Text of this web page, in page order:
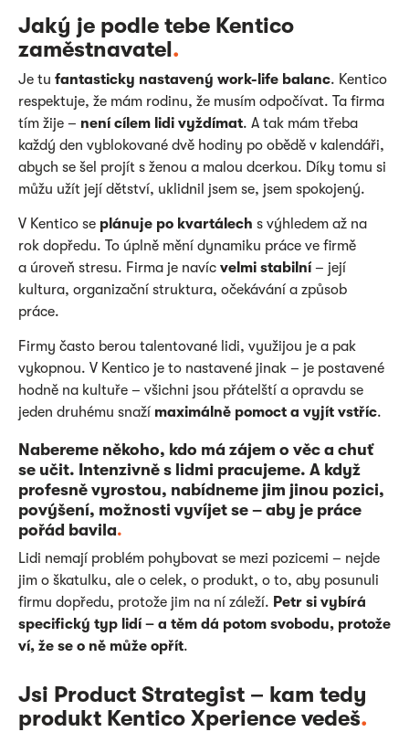
Jaký je podle tebe Kentico
zaměstnavatel.
Je tu fantasticky nastavený work-life balanc. Kentico
respektuje, že mám rodinu, že musím odpočívat. Ta firma
tím žije – není cílem lidi vyždímat. A tak mám třeba
každý den vyblokované dvě hodiny po obědě v kalendáři,
abych se šel projít s ženou a malou dcerkou. Díky tomu si
můžu užít její dětství, uklidnil jsem se, jsem spokojený.
V Kentico se plánuje po kvartálech s výhledem až na
rok dopředu. To úplně mění dynamiku práce ve firmě
a úroveň stresu. Firma je navíc velmi stabilní – její
kultura, organizační struktura, očekávání a způsob
práce.
Firmy často berou talentované lidi, využijou je a pak
vykopnou. V Kentico je to nastavené jinak – je postavené
hodně na kultuře – všichni jsou přátelští a opravdu se
jeden druhému snaží maximálně pomoct a vyjít vstříc.
Nabereme někoho, kdo má zájem o věc a chuť
se učit. Intenzivně s lidmi pracujeme. A když
profesně vyrostou, nabídneme jim jinou pozici,
povýšení, možnosti vyvíjet se – aby je práce
pořád bavila.
Lidi nemají problém pohybovat se mezi pozicemi – nejde
jim o škatulku, ale o celek, o produkt, o to, aby posunuli
firmu dopředu, protože jim na ní záleží. Petr si vybírá
specifický typ lidí – a těm dá potom svobodu, protože
ví, že se o ně může opřít.
Jsi Product Strategist – kam tedy
produkt Kentico Xperience vedeš.